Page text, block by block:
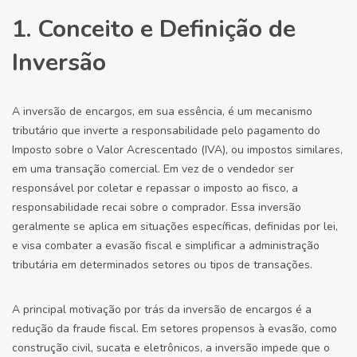
1. Conceito e Definição de
Inversão
A inversão de encargos, em sua essência, é um mecanismo
tributário que inverte a responsabilidade pelo pagamento do
Imposto sobre o Valor Acrescentado (IVA), ou impostos similares,
em uma transação comercial. Em vez de o vendedor ser
responsável por coletar e repassar o imposto ao fisco, a
responsabilidade recai sobre o comprador. Essa inversão
geralmente se aplica em situações específicas, definidas por lei,
e visa combater a evasão fiscal e simplificar a administração
tributária em determinados setores ou tipos de transações.
A principal motivação por trás da inversão de encargos é a
redução da fraude fiscal. Em setores propensos à evasão, como
construção civil, sucata e eletrônicos, a inversão impede que o